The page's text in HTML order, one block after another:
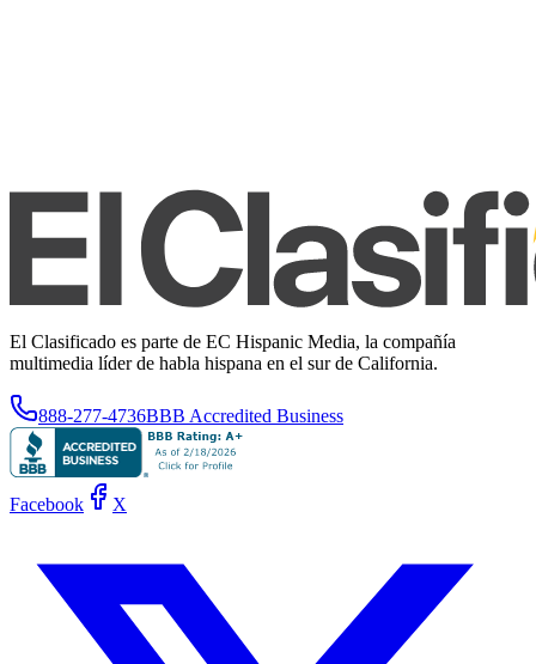
El Clasificado es parte de EC Hispanic Media, la compañía
multimedia líder de habla hispana en el sur de California.
888-277-4736BBB Accredited Business
Facebook X